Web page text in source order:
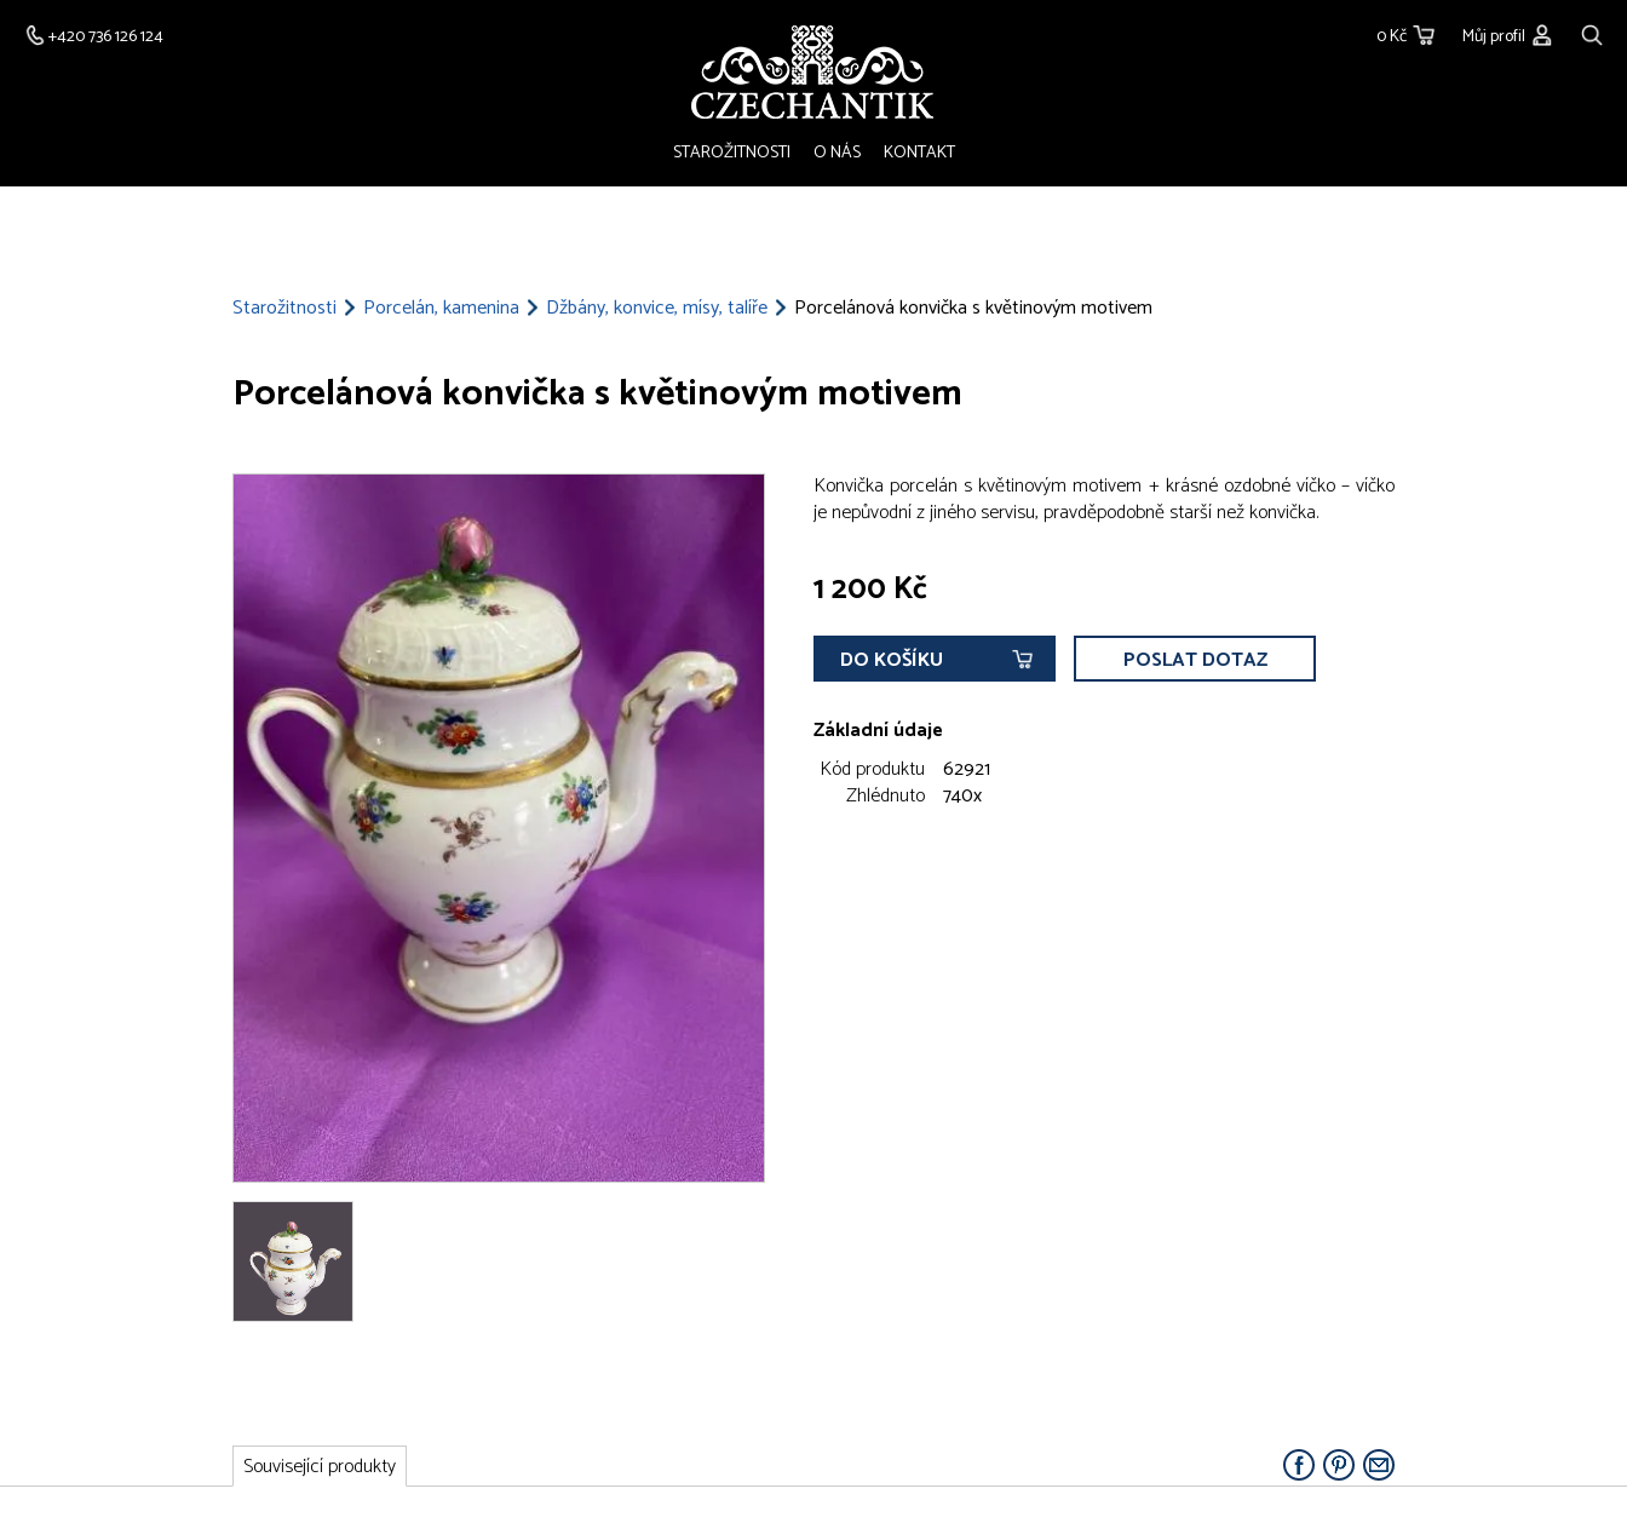
+420 736 126 124 0 Kč Můj profil
STAROŽITNOSTI O NÁS KONTAKT
Starožitnosti Porcelán, kamenina Džbány, konvice, mísy, talíře Porcelánová konvička s květinovým motivem
Porcelánová konvička s květinovým motivem
Konvička porcelán s květinovým motivem + krásné ozdobné víčko – víčko
je nepůvodní z jiného servisu, pravděpodobně starší než konvička.
1 200 Kč
DO KOŠÍKU POSLAT DOTAZ
Základní údaje
Kód produktu 62921
Zhlédnuto 740x
Související produkty